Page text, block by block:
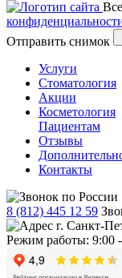
Отправить снимок
Услуги
Стоматология
Акции
Косметология
Пациентам
Отзывы
Контакты
8 (812) 445 12 59
г. Санкт-
Режим работы: 9:00